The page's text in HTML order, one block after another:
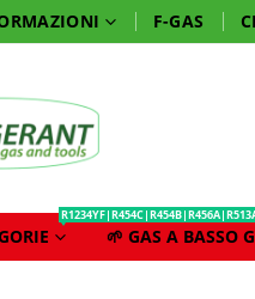
F-GAS
🌱 GAS A BASSO